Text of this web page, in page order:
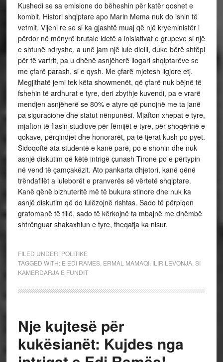
Kushedi se sa emisione do bëheshin për katër qoshet e
kombit. Histori shqiptare apo Marin Mema nuk do ishin të
vetmit. Vijeni re se si ka gjashtë muaj që një kryeministër i
përdor në mënyrë brutale idetë a inisiativat e grupeve si një
e shtunë ndryshe, a unë jam një lule dielli, duke bërë shtëpi
për të varfrit, pa u dhënë asnjëherë llogari shqiptarëve se
me çfarë parash, si e qysh. Me çfarë mjetesh ligjore etj.
Megjithatë jemi tek këta showmenët, që çfarë nuk bëjnë të
fshehin të ardhurat e tyre, deri zbythje kuvendi, pa e vrarë
mendjen asnjëherë se 80% e atyre që punojnë me ta janë
pa siguracione dhe statut nënpunësi. Mjafton xhepat e tyre,
mjafton të flasin studiove për fëmijët e tyre, për shoqërinë e
qokave, përqindjet dhe honorarët, pa të tjerat kush po pyet.
Sidoqoftë ata studentë e kanë parë, po e shohin dhe nuk
asnjë diskutim që këtë intrigë çunash Tirone po e përtypin
në vend të çamçakëzit. Ato pankarta dhjetori, kanë qënë
trëndafilët a luleborët e pranverës së vërtetë shqiptare.
Kanë qënë bizhuteritë më të bukura stinore dhe nuk ka
asnjë diskutim që do lulëzojnë rishtas. Sado të përpiqen
grafomanë të tillë, sado të kërkojnë ta mbajnë me dhëmbë
shtrënguar shakaxhiun e tyre, theqafja ka nisur.
FILED UNDER: POLITIKE
TAGGED WITH: E EDI RAMES, ERMAL MAMAQI, ILIR LEVONJA, SI
KAMERDARJA E FUNDIT
Nje kujtesë për
kukësianët: Kujdes nga